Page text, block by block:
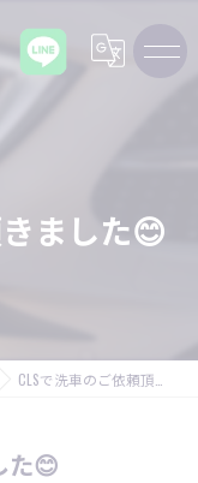
ました😊
CLSで洗車のご依頼頂きました😊
た😊